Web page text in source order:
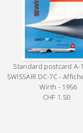
Standard postcard A-
SWISSAIR DC-7C -
Wirth - 1956
Prix
CHF 1.50